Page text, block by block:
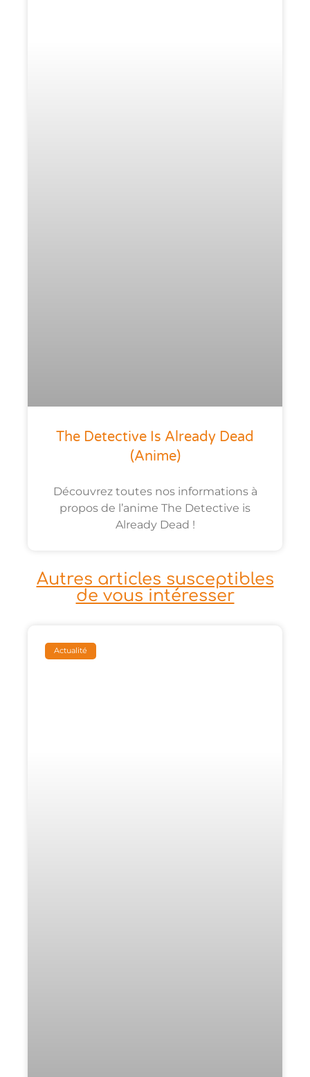
The Detective Is Already Dead
(anime)
Découvrez toutes nos informations à
propos de l’anime The Detective is
Already Dead !
Autres articles susceptibles
de vous intéresser
Actualité